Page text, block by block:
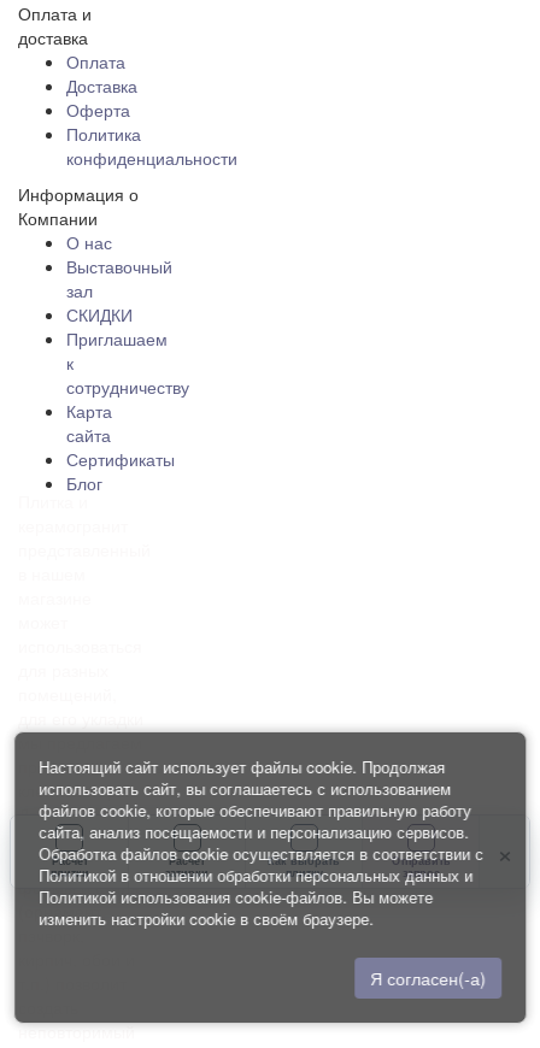
Расчет
плитки
Расчет
затирки
Как выбрать
плитку
Отправить
запрос
×
Оплата и
доставка
Оплата
Доставка
Оферта
Политика
конфиденциальности
Информация о
Компании
О нас
Выставочный
зал
СКИДКИ
Приглашаем
к
сотрудничеству
Карта
сайта
Сертификаты
Блог
профессиональные
клей и затирки.
Декоративные
элементы и
плитка разной
формы и стиля
(орнамент,
неповторимый
Настоящий сайт использует файлы cookie. Продолжая
использовать сайт, вы соглашаетесь с использованием
файлов cookie, которые обеспечивают правильную работу
сайта, анализ посещаемости и персонализацию сервисов.
Обработка файлов cookie осуществляется в соответствии с
Политикой в отношении обработки персональных данных и
Политикой использования cookie-файлов. Вы можете
изменить настройки cookie в своём браузере.
Я согласен(-а)